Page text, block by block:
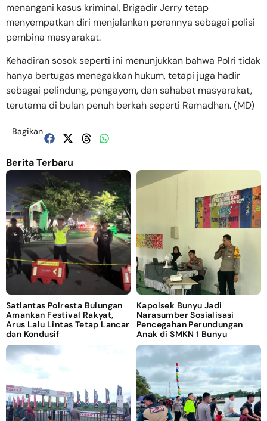
menangani kasus kriminal, Brigadir Jerry tetap
menyempatkan diri menjalankan perannya sebagai polisi
pembina masyarakat.
Kehadiran sosok seperti ini menunjukkan bahwa Polri tidak
hanya bertugas menegakkan hukum, tetapi juga hadir
sebagai pelindung, pengayom, dan sahabat masyarakat,
terutama di bulan penuh berkah seperti Ramadhan. (MD)
Bagikan
Berita Terbaru
Satlantas Polresta Bulungan
Amankan Festival Rakyat,
Arus Lalu Lintas Tetap Lancar
dan Kondusif
Kapolsek Bunyu Jadi
Narasumber Sosialisasi
Pencegahan Perundungan
Anak di SMKN 1 Bunyu